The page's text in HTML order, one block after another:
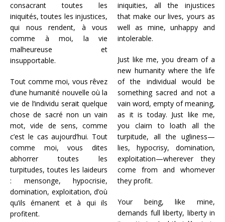
consacrant toutes les
iniquités, toutes les injustices,
qui nous rendent, à vous
comme à moi, la vie
malheureuse et
insupportable.
Tout comme moi, vous rêvez
d’une humanité nouvelle où la
vie de l’individu serait quelque
chose de sacré non un vain
mot, vide de sens, comme
c’est le cas aujourd’hui. Tout
comme moi, vous dites
abhorrer toutes les
turpitudes, toutes les laideurs
: mensonge, hypocrisie,
domination, exploitation, d’où
qu’ils émanent et à qui ils
profitent.
iniquities, all the injustices
that make our lives, yours as
well as mine, unhappy and
intolerable.
Just like me, you dream of a
new humanity where the life
of the individual would be
something sacred and not a
vain word, empty of meaning,
as it is today. Just like me,
you claim to loath all the
turpitude, all the ugliness—
lies, hypocrisy, domination,
exploitation—wherever they
come from and whomever
they profit.
Your being, like mine,
demands full liberty, liberty in